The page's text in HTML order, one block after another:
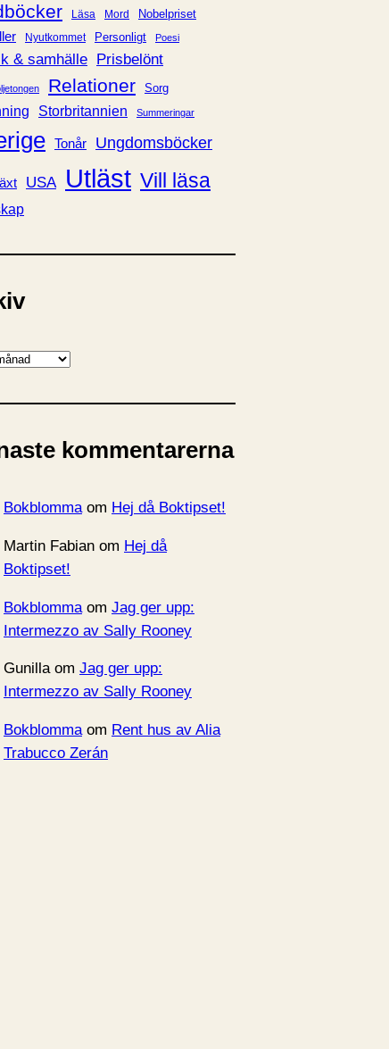
Läsa Mord Nobelpriset
Nyutkommet Personligt Poesi
& samhälle Prisbelönt
Relationer Sorg
Storbritannien Summeringar
Tonår Ungdomsböcker
USA Utläst Vill läsa
kommentarerna
Bokblommaom Hej då Boktipset!
Martin Fabian om Hej då
Boktipset!
Bokblomma om Jag ger upp:
Intermezzo av Sally Rooney
Gunillaom Jag ger upp:
Intermezzo av Sally Rooney
Bokblommaom Rent hus av Alia
Trabucco Zerán